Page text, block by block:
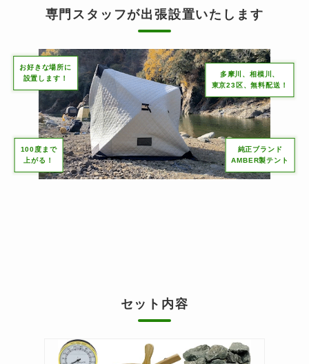
専門スタッフが出張設置いたします
お好きな場所に
設置します！
多摩川、相模川、
東京23区、無料配送！
100度まで
上がる！
純正ブランド
AMBER製テント
セット内容